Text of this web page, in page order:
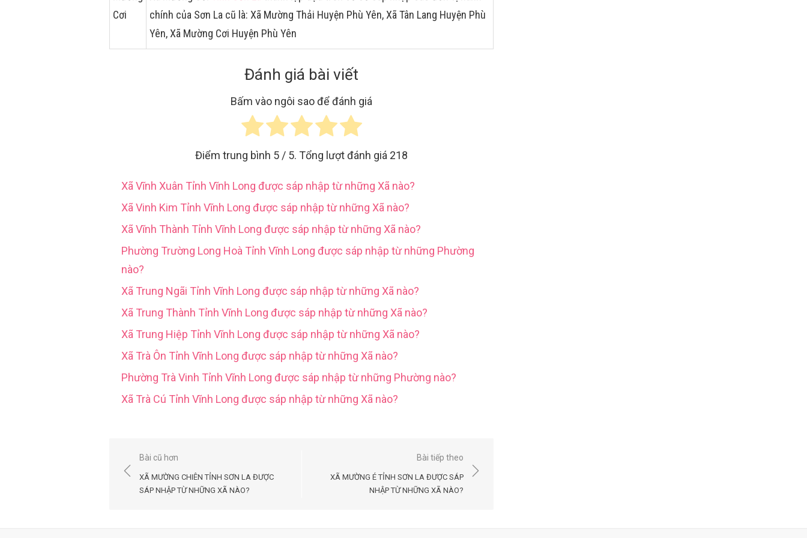
Cơi
chính của Sơn La cũ là: Xã Mường Thải Huyện Phù Yên, Xã Tân Lang Huyện Phù
Yên, Xã Mường Cơi Huyện Phù Yên
Đánh giá bài viết
Bấm vào ngôi sao để đánh giá
Điểm trung bình 5 / 5. Tổng lượt đánh giá 218
Xã Vĩnh Xuân Tỉnh Vĩnh Long được sáp nhập từ những Xã nào?
Xã Vinh Kim Tỉnh Vĩnh Long được sáp nhập từ những Xã nào?
Xã Vĩnh Thành Tỉnh Vĩnh Long được sáp nhập từ những Xã nào?
Phường Trường Long Hoà Tỉnh Vĩnh Long được sáp nhập từ những Phường
nào?
Xã Trung Ngãi Tỉnh Vĩnh Long được sáp nhập từ những Xã nào?
Xã Trung Thành Tỉnh Vĩnh Long được sáp nhập từ những Xã nào?
Xã Trung Hiệp Tỉnh Vĩnh Long được sáp nhập từ những Xã nào?
Xã Trà Ôn Tỉnh Vĩnh Long được sáp nhập từ những Xã nào?
Phường Trà Vinh Tỉnh Vĩnh Long được sáp nhập từ những Phường nào?
Xã Trà Cú Tỉnh Vĩnh Long được sáp nhập từ những Xã nào?
Điều
hướng
Bài cũ hơn
XÃ MƯỜNG CHIÊN TỈNH SƠN LA ĐƯỢC
SÁP NHẬP TỪ NHỮNG XÃ NÀO?
Bài tiếp theo
XÃ MƯỜNG É TỈNH SƠN LA ĐƯỢC SÁP
NHẬP TỪ NHỮNG XÃ NÀO?